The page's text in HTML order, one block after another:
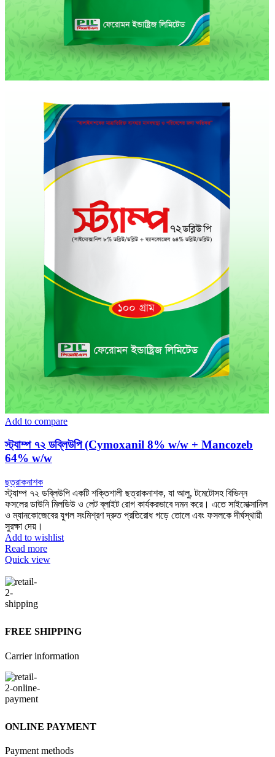
Add to compare
স্ট্যাম্প ৭২ ডব্লিউপি (Cymoxanil 8% w/w + Mancozeb
64% w/w
ছত্রাকনাশক
স্ট্যাম্প ৭২ ডব্লিউপি একটি শক্তিশালী ছত্রাকনাশক, যা আলু, টমেটোসহ বিভিন্ন
ফসলের ডাউনি মিলডিউ ও লেট ব্লাইট রোগ কার্যকরভাবে দমন করে। এতে সাইমোক্সানিল
ও ম্যানকোজেবের যুগল সংমিশ্রণ দ্রুত প্রতিরোধ গড়ে তোলে এবং ফসলকে দীর্ঘস্থায়ী
সুরক্ষা দেয়।
Add to wishlist
Read more
Quick view
FREE SHIPPING
Carrier information
ONLINE PAYMENT
Payment methods